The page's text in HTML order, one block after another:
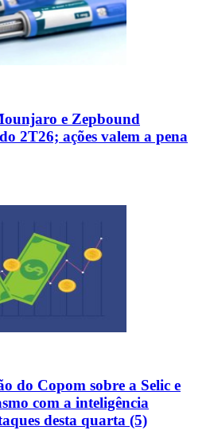
e Zepbound
2T26; ações valem a pena
do Copom sobre a Selic e
com a inteligência
desta quarta (5)